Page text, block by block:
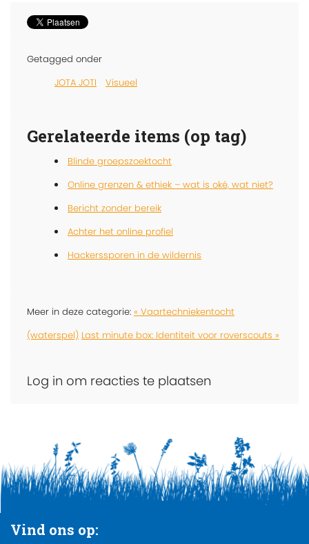
Getagged onder
JOTA JOTI
Visueel
Gerelateerde items (op tag)
Blinde groepszoektocht
Online grenzen & ethiek – wat is oké, wat niet?
Bericht zonder bereik
Achter het online profiel
Hackerssporen in de wildernis
Meer in deze categorie: « Vaartechniekentocht
(waterspel) Last minute box: Identiteit voor roverscouts »
Log in om reacties te plaatsen
Vind ons op: